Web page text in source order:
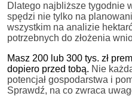
Dlatego najbliższe tygodnie
spędzi nie tylko na
wszystkim na analizie
potrzebnych do złożenia
Masz 200 lub 300 tys. zł
dopiero przed tobą. Nie
potencjał gospodarstwa i
Sprawdź, na co zwraca